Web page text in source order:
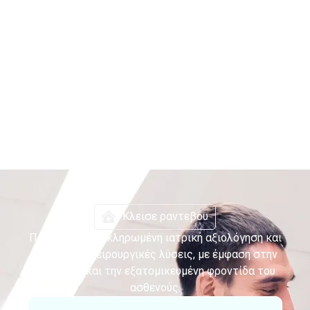
Κλεισε ραντεβου
Παρέχουμε ολοκληρωμένη ιατρική αξιολόγηση και
σύγχρονες χειρουργικές λύσεις, με έμφαση στην
ασφάλεια και την εξατομικευμένη φροντίδα του
ασθενούς.